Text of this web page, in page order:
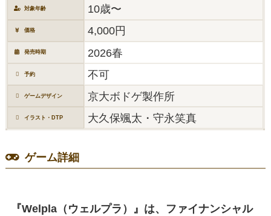
対象年齢 10歳〜
価格 4,000円
発売時期 2026春
予約 不可
ゲームデザイン 京大ボドゲ製作所
イラスト・DTP 大久保颯太・守永笑真
ゲーム詳細
『Welpla（ウェルプラ）』は、ファイナンシャル